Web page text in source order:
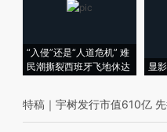
“入侵”还是“人道危机” 难
民潮撕裂西班牙飞地休达
显
特稿 ｜ 宇树发行市值610亿